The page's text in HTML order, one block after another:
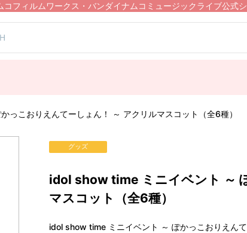
コフィルムワークス・バンダイナムコミュージックライブ公式
っこおりえんてーしょん！ ～ アクリルマスコット（全6種）
グッズ
idol show time ミニイベント ～
マスコット（全6種）
idol show time ミニイベント ～ ぽかっこおりえん